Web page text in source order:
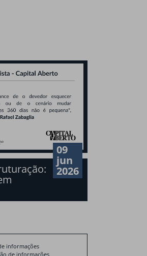
09
jun
2026
informações
de informações